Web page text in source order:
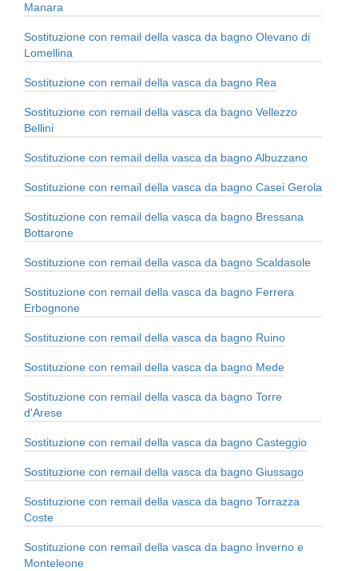
Manara
Sostituzione con remail della vasca da bagno Olevano di
Lomellina
Sostituzione con remail della vasca da bagno Rea
Sostituzione con remail della vasca da bagno Vellezzo
Bellini
Sostituzione con remail della vasca da bagno Albuzzano
Sostituzione con remail della vasca da bagno Casei Gerola
Sostituzione con remail della vasca da bagno Bressana
Bottarone
Sostituzione con remail della vasca da bagno Scaldasole
Sostituzione con remail della vasca da bagno Ferrera
Erbognone
Sostituzione con remail della vasca da bagno Ruino
Sostituzione con remail della vasca da bagno Mede
Sostituzione con remail della vasca da bagno Torre
d'Arese
Sostituzione con remail della vasca da bagno Casteggio
Sostituzione con remail della vasca da bagno Giussago
Sostituzione con remail della vasca da bagno Torrazza
Coste
Sostituzione con remail della vasca da bagno Inverno e
Monteleone